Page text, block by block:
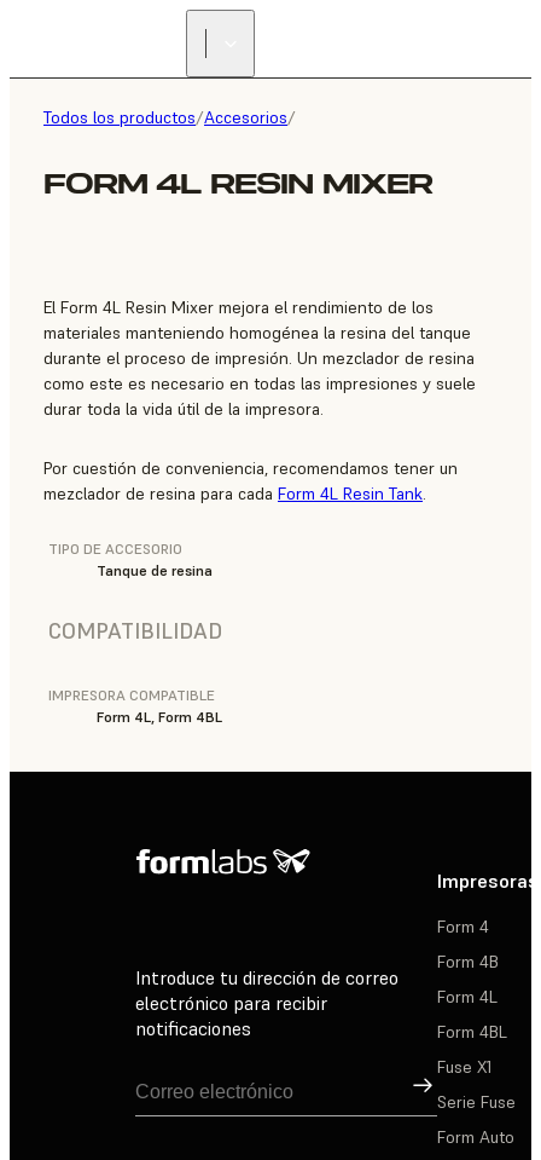
Todos los productos/Accesorios/
FORM 4L RESIN MIXER
El Form 4L Resin Mixer mejora el rendimiento de los
materiales manteniendo homogénea la resina del tanque
durante el proceso de impresión. Un mezclador de resina
como este es necesario en todas las impresiones y suele
durar toda la vida útil de la impresora.
Por cuestión de conveniencia, recomendamos tener un
mezclador de resina para cada Form 4L Resin Tank.
TIPO DE ACCESORIO
Tanque de resina
COMPATIBILIDAD
IMPRESORA COMPATIBLE
Form 4L, Form 4BL
Introduce tu dirección de correo
electrónico para recibir
notificaciones
Suscribirse
Impresoras
Form 4
Form 4B
Form 4L
Form 4BL
Fuse X1
Serie Fuse
Form Auto